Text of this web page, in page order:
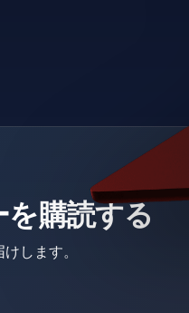
購読する
します。